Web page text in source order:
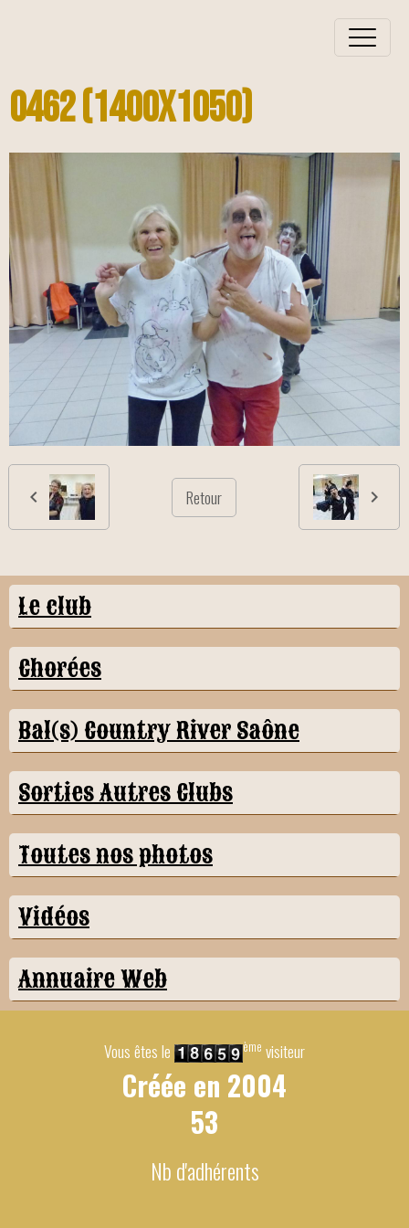
0462 (1400x1050)
Retour
Le club
Chorées
Bal(s) Country River Saône
Sorties Autres Clubs
Toutes nos photos
Vidéos
Annuaire Web
Vous êtes le ème visiteur
Créée en 2004
53
Nb d'adhérents